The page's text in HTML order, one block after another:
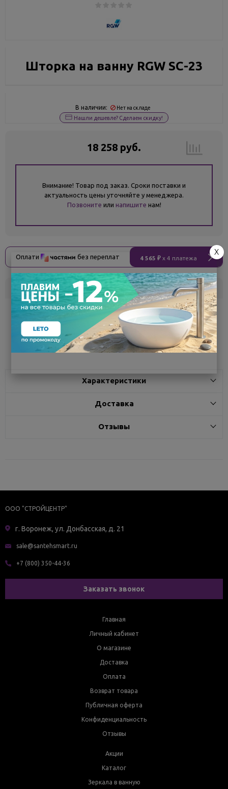
Шторка на ванну RGW SC-23
В наличии: Нет на складе
Нашли дешевле? Сделаем скидку!
18 258 руб.
Внимание! Товар под заказ. Сроки поставки и
актуальность цены уточняйте у менеджера.
Позвоните или напишите нам!
Оплати без переплат 4 565 ₽ x 4 платежа
Склад Кол-во Срок поставки
Белгород под заказ 7 - 14 дней
Поделиться
Характеристики
Доставка
Отзывы
ООО "СТРОЙЦЕНТР"
г. Воронеж, ул. Донбасская, д. 21
sale@santehsmart.ru
+7 (800) 350-44-36
Заказать звонок
Главная
Личный кабинет
О магазине
Доставка
Оплата
Возврат товара
Публичная оферта
Конфиденциальность
Отзывы
Акции
Каталог
Зеркала в ванную
X